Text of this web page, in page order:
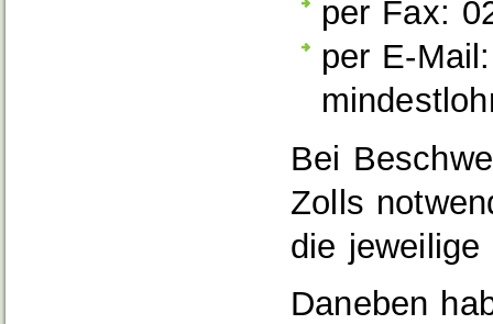
per Fax:
per E-Mail:
Bei
Zolls
die
Daneben